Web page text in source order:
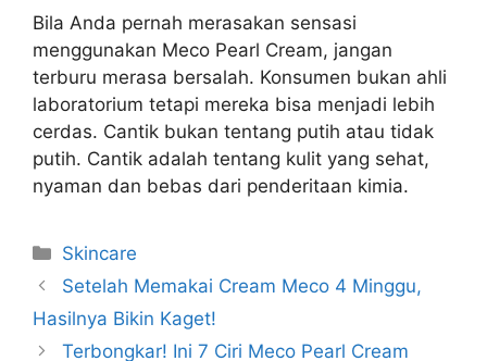
Bila Anda pernah merasakan sensasi
menggunakan Meco Pearl Cream, jangan
terburu merasa bersalah. Konsumen bukan ahli
laboratorium tetapi mereka bisa menjadi lebih
cerdas. Cantik bukan tentang putih atau tidak
putih. Cantik adalah tentang kulit yang sehat,
nyaman dan bebas dari penderitaan kimia.
Kategori
Skincare
Setelah Memakai Cream Meco 4 Minggu,
Hasilnya Bikin Kaget!
Terbongkar! Ini 7 Ciri Meco Pearl Cream